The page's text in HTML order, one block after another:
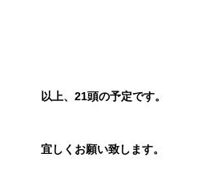
以上、21頭の予定です。
宜しくお願い致します。